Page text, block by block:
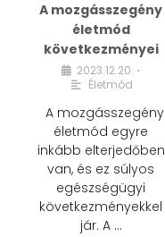
A mozgásszegény
életmód
következményei
2023.12.20. •
Életmód
A mozgásszegény
életmód egyre
inkább elterjedőben
van, és ez súlyos
egészségügyi
következményekkel
jár. A …